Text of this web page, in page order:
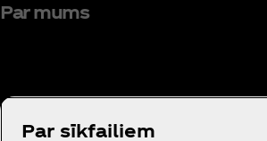
Par mums
Par sīkfailiem